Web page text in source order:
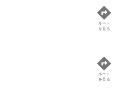
ルート
を見る
ルート
を見る